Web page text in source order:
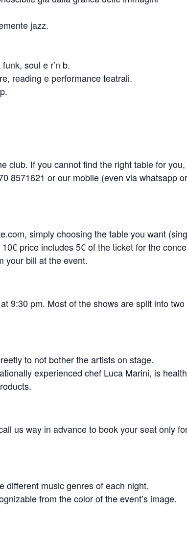
jazz.
soul e r’n b.
reading e performance teatrali.
club. If you cannot find the right table for
8571621 or our mobile (even via whatsapp
simply choosing the table you want
price includes 5€ of the ticket for the
your bill at the event.
9:30 pm. Most of the shows are split into two
to not bother the artists on stage.
experienced chef Luca Marini, is
us way in advance to book your seat only
different music genres of each night.
from the color of the event’s image.